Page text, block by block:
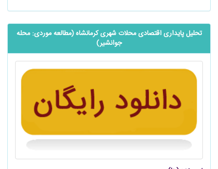
تحلیل پایداری اقتصادی محلات شهری کرمانشاه (مطالعه موردی: محله
جوانشیر)